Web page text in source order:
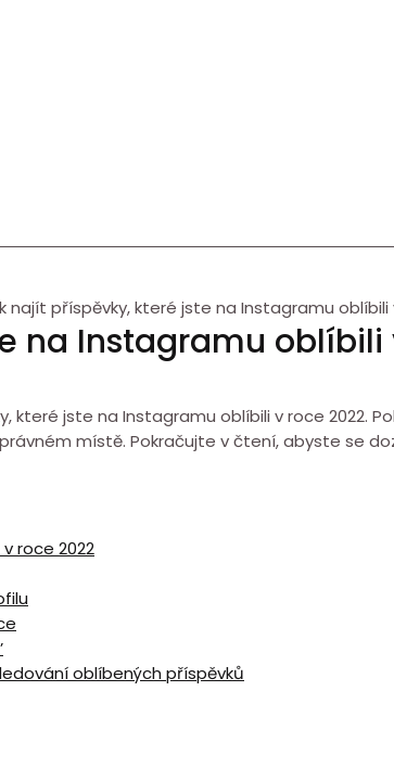
najít příspěvky, které jste na Instagramu oblíbili
na Instagramu oblíbili
které jste na Instagramu oblíbili v roce 2022.
místě. Pokračujte v čtení, abyste se
roce 2022
oblíbených příspěvků